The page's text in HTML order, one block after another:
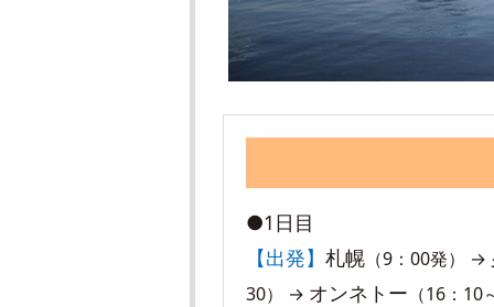
●1日目
【出発】 札幌 （9：00発） →
30） → オンネトー （16：